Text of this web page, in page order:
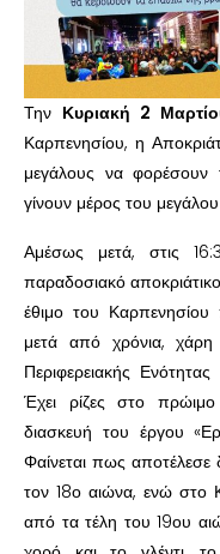
Την Κυριακή 2
Καρπενησίου, η
μεγάλους να φορέσουν
γίνουν μέρος του
Αμέσως μετά, στις
παραδοσιακό
έθιμο του
μετά από χρόνια,
Περιφερειακής
Έχει ρίζες στο πρώιμο
διασκευή του έργου
Φαίνεται πως
τον 18ο αιώνα, ενώ στο
από τα τέλη του 19ου